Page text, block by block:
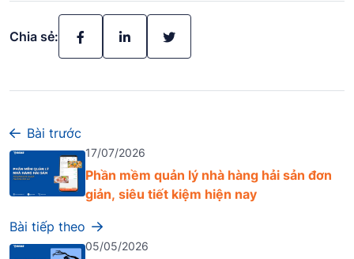
Chia sẻ:
Bài trước
17/07/2026
Phần mềm quản lý nhà hàng hải sản đơn
giản, siêu tiết kiệm hiện nay
Bài tiếp theo
05/05/2026